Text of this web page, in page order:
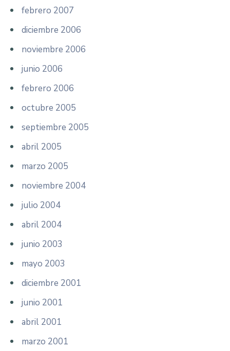
febrero 2007
diciembre 2006
noviembre 2006
junio 2006
febrero 2006
octubre 2005
septiembre 2005
abril 2005
marzo 2005
noviembre 2004
julio 2004
abril 2004
junio 2003
mayo 2003
diciembre 2001
junio 2001
abril 2001
marzo 2001